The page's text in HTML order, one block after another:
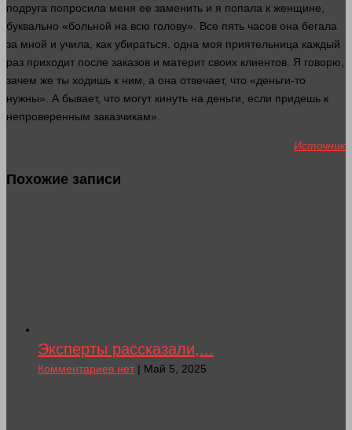
подруга попросила меня ее заменить и я попала к женщине,
буквально «больной на всю голову». Все пять часов она бегала
за мной и учила, как убираться. одна моя приятельница каждый
раз приходит после заказов и материт своих клиентов . Я говорю,
зачем же ты ходишь к ним, а она отвечает, что «деньги-то
нужны». А бывает, что могут кинуть на деньги , если придешь к
непроверенным заказчикам».
Источник
Похожие записи
Эксперты рассказали,...
Комментариев нет| Май 5, 2025